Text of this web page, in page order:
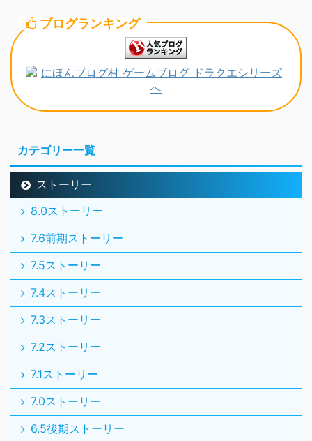
ブログランキング
カテゴリー一覧
ストーリー
8.0ストーリー
7.6前期ストーリー
7.5ストーリー
7.4ストーリー
7.3ストーリー
7.2ストーリー
7.1ストーリー
7.0ストーリー
6.5後期ストーリー